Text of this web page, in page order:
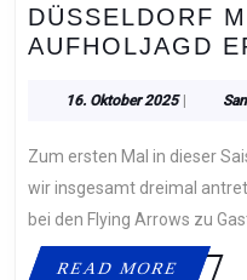
DÜSSELDORF
AUFHOLJAGD
16. Oktober 202516.
Zum ersten Mal in dieser Saison ging es nach Düsseldorf, wo
wir insgesamt dreimal
bei den Flying Arrows zu
READ MOREREAD